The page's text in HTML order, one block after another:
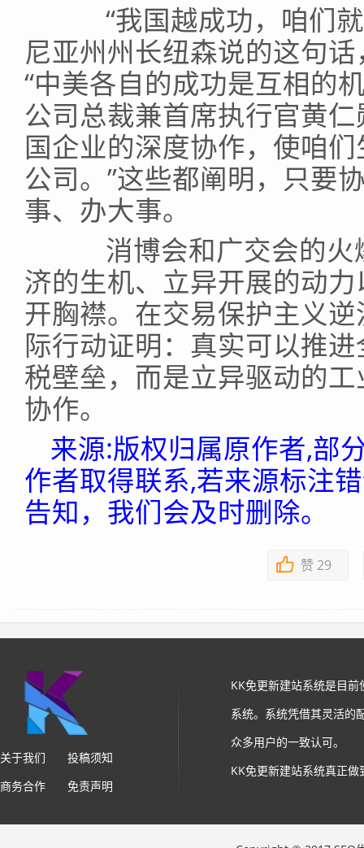
“我国越成功，咱们就
尼亚州州长纽森说的这句
“中美各自的成功是互相的
公司总裁兼首席执行官黄
国企业的深度协作，使咱
公司。”这些都阐明，只要
事、办大事。
消博会和广交会的火
济的生机、立异开展的动
开胸襟。在交易保护主义
际行动证明：真实可以推
税壁垒，而是立异驱动的
协作。
来源:版权归属原作者,部
作者取得联系,若来源标注
告知，我们会及时删除。
赞 29
关于我们
投稿须知
商务合作
免责声明
KK免更新建站系统是目
系统。系统凭借其灵活的
众多用户的一致认可。
KK免更新建站系统真正